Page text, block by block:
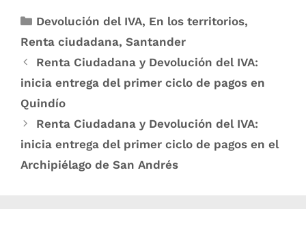
Devolución del IVA, En los territorios,
Renta ciudadana, Santander
Renta Ciudadana y Devolución del IVA:
inicia entrega del primer ciclo de pagos en
Quindío
Renta Ciudadana y Devolución del IVA:
inicia entrega del primer ciclo de pagos en el
Archipiélago de San Andrés